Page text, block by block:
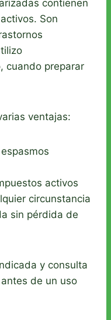
contienen
Son
cuando preparar
ventajas:
activos
circunstancia
sin pérdida de
y consulta
de un uso